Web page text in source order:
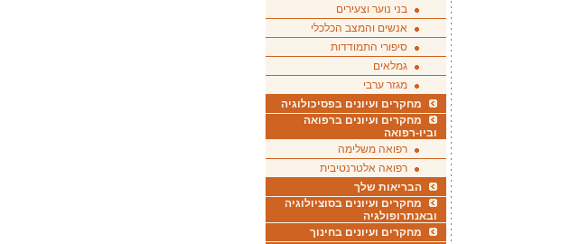
בני נוער וצעירים
אנשים והמצב הכלכלי
סיפורי התמודדות
גמלאים
מגזר ערבי
מחקרים ועיונים בפסיכולוגיה
מחקרים ועיונים ברפואה
וביו-רפואה
רפואה משלימה
רפואה אלטרנטיבית
הבריאות שלך
מחקרים ועיונים בסוציולוגיה
ובאנתרופולגיה
מחקרים ועיונים בחינוך